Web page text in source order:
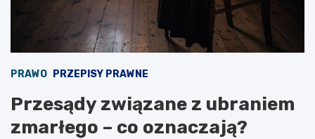
PRAWO PRZEPISY PRAWNE
Przesądy związane z ubraniem
zmarłego – co oznaczają?